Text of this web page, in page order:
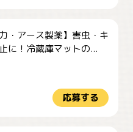
・アース製薬】害虫・キ
に！冷蔵庫マットの...
応募する